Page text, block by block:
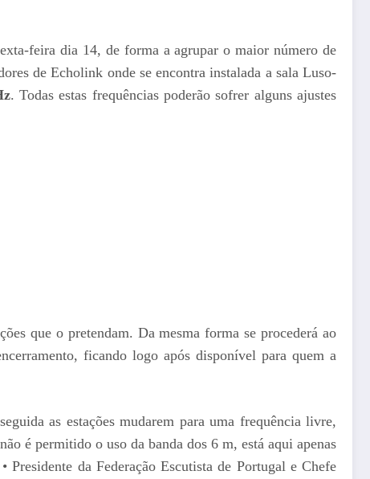
feira dia 14, de forma a agrupar o maior número de
de Echolink onde se encontra instalada a sala Luso-
. Todas estas frequências poderão sofrer alguns ajustes
que o pretendam. Da mesma forma se procederá ao
ficando logo após disponível para quem a
as estações mudarem para uma frequência livre,
é permitido o uso da banda dos 6 m, está aqui apenas
da Federação Escutista de Portugal e Chefe